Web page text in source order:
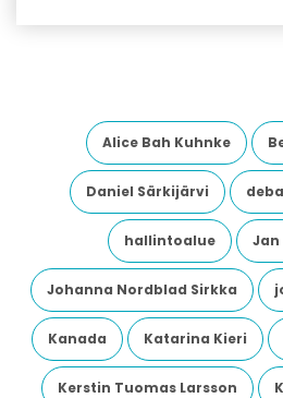
Alice Bah Kuhnke
Daniel Särkijärvi
hallintoalue Jan
Johanna Nordblad Sirkka
Kanada Katarina Kieri
Kerstin Tuomas Larsson